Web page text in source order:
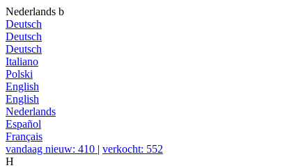
Nederlands b
Deutsch
Deutsch
Deutsch
Italiano
Polski
English
English
Nederlands
Español
Français
vandaag nieuw: 410 | verkocht: 552
H